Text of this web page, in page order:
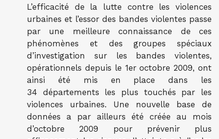
L’efficacité de la lutte contre les violences
urbaines et l’essor des bandes violentes passe
par une meilleure connaissance de ces
phénomènes et des groupes spéciaux
d’investigation sur les bandes violentes,
opérationnels depuis le 1er octobre 2009, ont
ainsi été mis en place dans les
34 départements les plus touchés par les
violences urbaines. Une nouvelle base de
données a par ailleurs été créée au mois
d’octobre 2009 pour prévenir plus